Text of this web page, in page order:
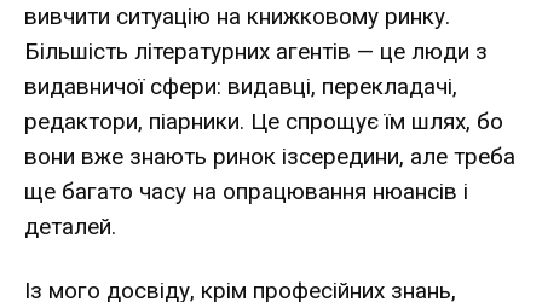
вивчити ситуацію на книжковому ринку.
Більшість літературних агентів — це люди з
видавничої сфери: видавці, перекладачі,
редактори, піарники. Це спрощує їм шлях, бо
вони вже знають ринок ізсередини, але треба
ще багато часу на опрацювання нюансів і
деталей.
Із мого досвіду, крім професійних знань,